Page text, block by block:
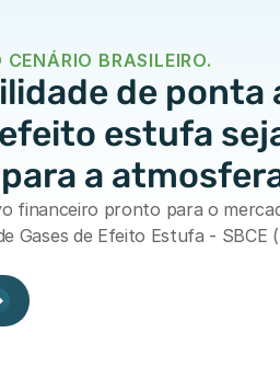
BRASILEIRO.
de ponta
estufa
a
financeiro pronto para o
Gases de Efeito Estufa - SBCE